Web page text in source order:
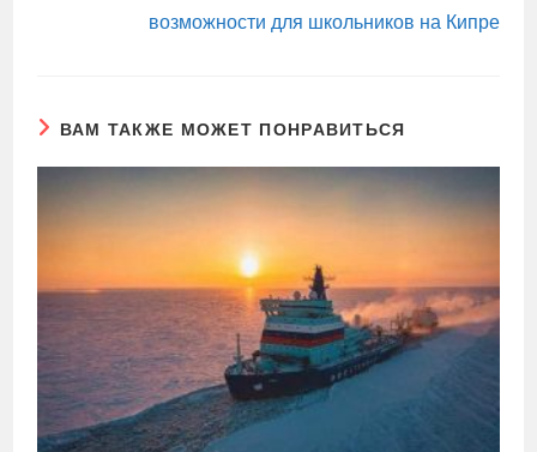
возможности для школьников на Кипре
ВАМ ТАКЖЕ МОЖЕТ ПОНРАВИТЬСЯ